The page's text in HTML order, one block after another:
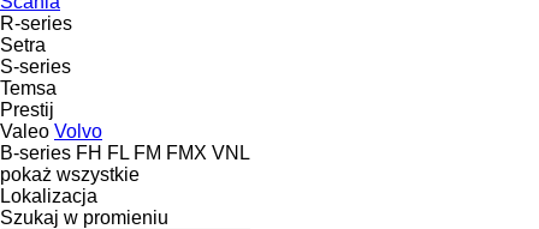
R-series
Setra
S-series
Temsa
Prestij
Valeo Volvo
B-series FH FL FM FMX VNL
pokaż wszystkie
Lokalizacja
Szukaj w promieniu